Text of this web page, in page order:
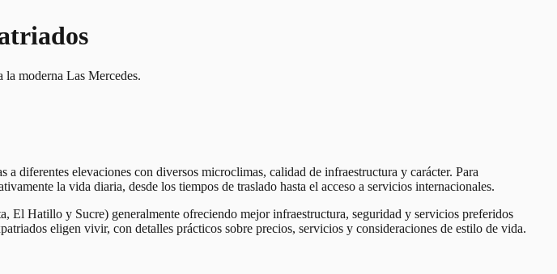
la moderna Las Mercedes.
diferentes elevaciones con diversos microclimas, calidad de infraestructura y carácter. Para
la vida diaria, desde los tiempos de traslado hasta el acceso a servicios internacionales.
Hatillo y Sucre) generalmente ofreciendo mejor infraestructura, seguridad y servicios preferidos
eligen vivir, con detalles prácticos sobre precios, servicios y consideraciones de estilo de vida.